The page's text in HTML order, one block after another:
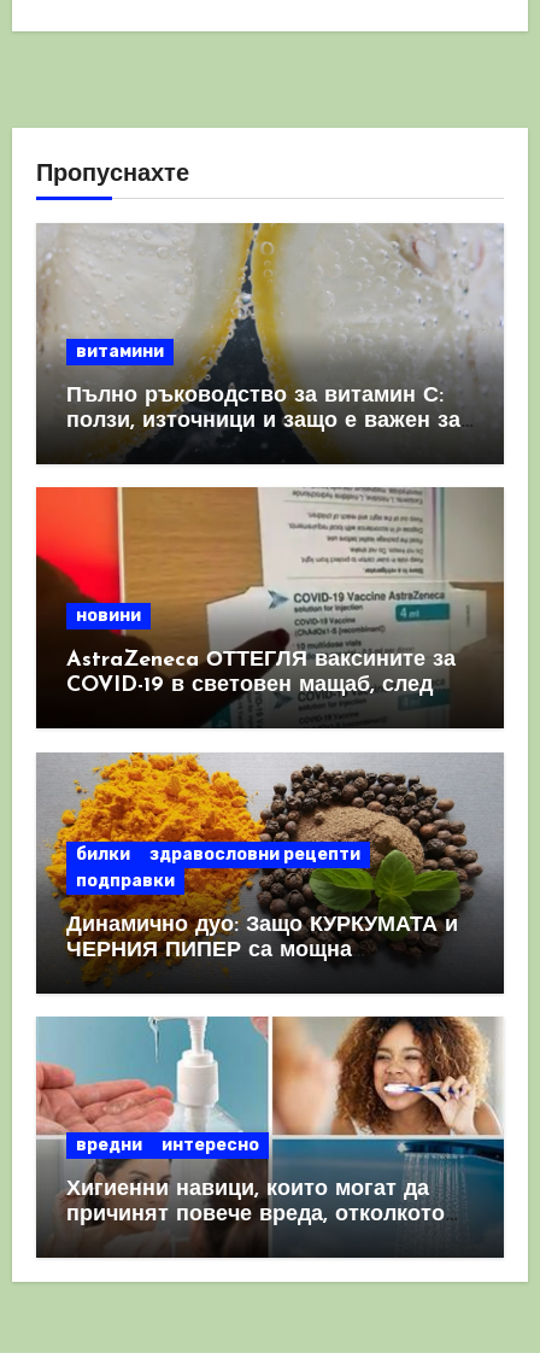
Пропуснахте
витамини
Пълно ръководство за витамин С:
ползи, източници и защо е важен за
имунната система
новини
AstraZeneca ОТТЕГЛЯ ваксините за
COVID-19 в световен мащаб, след
като призна, че те причиняват
билки
здравословни рецепти
подправки
Динамично дуо: Защо КУРКУМАТА и
ЧЕРНИЯ ПИПЕР са мощна
комбинация
вредни интересно
Хигиенни навици, които могат да
причинят повече вреда, отколкото
полза